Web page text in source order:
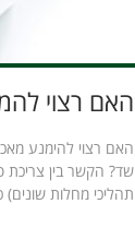
האם רצוי
האם רצוי להימנע
שד? הקשר בין צריכת
תהליכי מחלות שונים)